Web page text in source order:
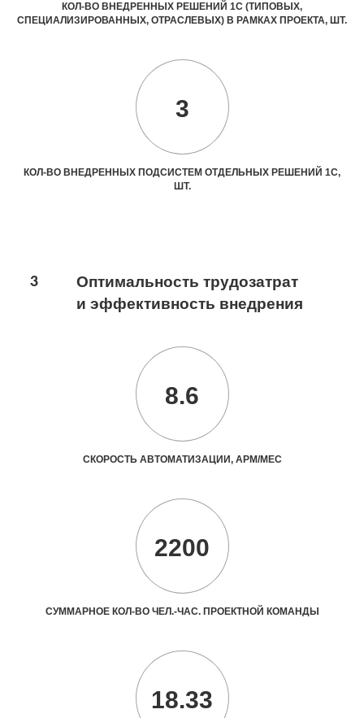
КОЛ-ВО ВНЕДРЕННЫХ РЕШЕНИЙ 1С (ТИПОВЫХ,
СПЕЦИАЛИЗИРОВАННЫХ, ОТРАСЛЕВЫХ) В РАМКАХ ПРОЕКТА, ШТ.
3
КОЛ-ВО ВНЕДРЕННЫХ ПОДСИСТЕМ ОТДЕЛЬНЫХ РЕШЕНИЙ 1С,
ШТ.
3
Оптимальность трудозатрат
и эффективность внедрения
8.6
СКОРОСТЬ АВТОМАТИЗАЦИИ, АРМ/МЕС
2200
СУММАРНОЕ КОЛ-ВО ЧЕЛ.-ЧАС. ПРОЕКТНОЙ КОМАНДЫ
18.33